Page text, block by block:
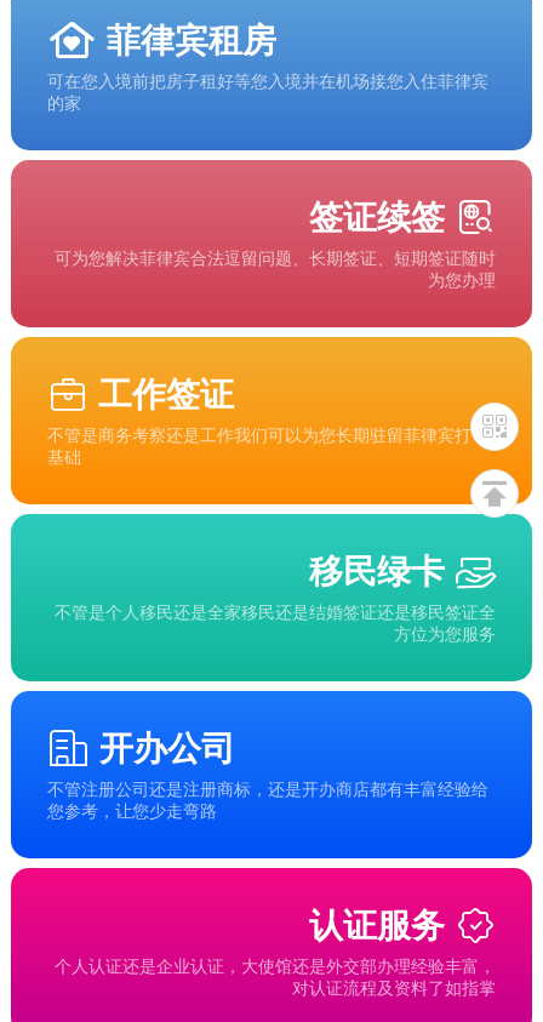
菲律宾租房
可在您入境前把房子租好等您入境并在机场接您入住菲律宾
的家
签证续签
可为您解决菲律宾合法逗留问题、长期签证、短期签证随时
为您办理
工作签证
不管是商务考察还是工作我们可以为您长期驻留菲律宾打下
基础
移民绿卡
不管是个人移民还是全家移民还是结婚签证还是移民签证全
方位为您服务
开办公司
不管注册公司还是注册商标，还是开办商店都有丰富经验给
您参考，让您少走弯路
认证服务
个人认证还是企业认证，大使馆还是外交部办理经验丰富，
对认证流程及资料了如指掌